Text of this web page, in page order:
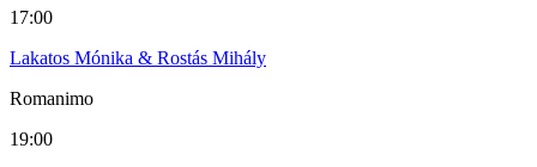
17:00
Lakatos Mónika & Rostás Mihály
Romanimo
19:00